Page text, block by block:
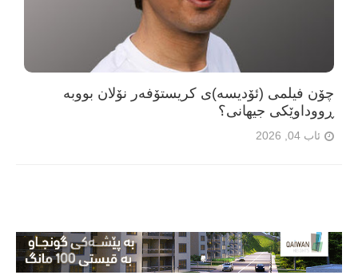
چۆن فیلمی (ئۆدیسە)ی کریستۆفەر نۆلان بووبە
ڕووداوێکی جیهانی؟
ئاب 04, 2026